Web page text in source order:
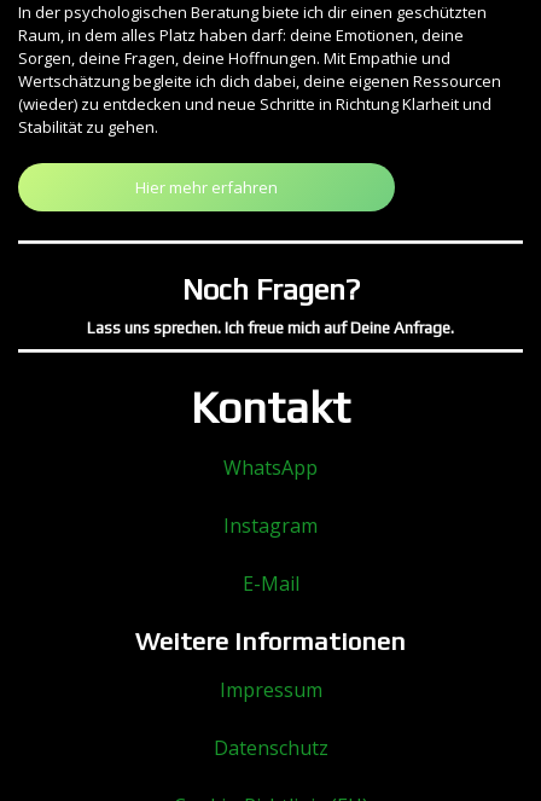
In der psychologischen Beratung biete ich dir einen geschützten
Raum, in dem alles Platz haben darf: deine Emotionen, deine
Sorgen, deine Fragen, deine Hoffnungen. Mit Empathie und
Wertschätzung begleite ich dich dabei, deine eigenen Ressourcen
(wieder) zu entdecken und neue Schritte in Richtung Klarheit und
Stabilität zu gehen.
Hier mehr erfahren
Noch Fragen?
Lass uns sprechen. Ich freue mich auf Deine Anfrage.
Kontakt
WhatsApp
Instagram
E-Mail
Weitere Informationen
Impressum
Datenschutz